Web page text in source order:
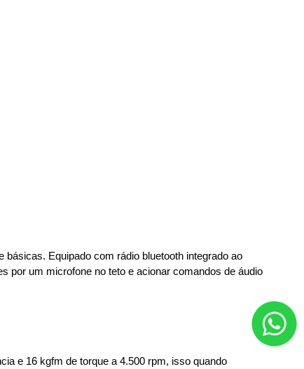
Equipado com rádio bluetooth integrado ao
por um microfone no teto e acionar comandos de áudio
e 16 kgfm de torque a 4.500 rpm, isso quando